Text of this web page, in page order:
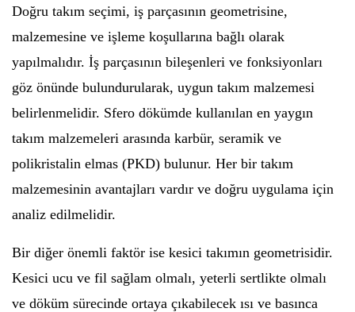
Doğru takım seçimi, iş parçasının geometrisine,
malzemesine ve işleme koşullarına bağlı olarak
yapılmalıdır. İş parçasının bileşenleri ve fonksiyonları
göz önünde bulundurularak, uygun takım malzemesi
belirlenmelidir. Sfero dökümde kullanılan en yaygın
takım malzemeleri arasında karbür, seramik ve
polikristalin elmas (PKD) bulunur. Her bir takım
malzemesinin avantajları vardır ve doğru uygulama için
analiz edilmelidir.
Bir diğer önemli faktör ise kesici takımın geometrisidir.
Kesici ucu ve fil sağlam olmalı, yeterli sertlikte olmalı
ve döküm sürecinde ortaya çıkabilecek ısı ve basınca